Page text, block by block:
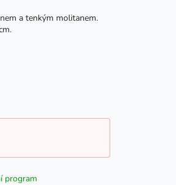
a tenkým molitanem.
program